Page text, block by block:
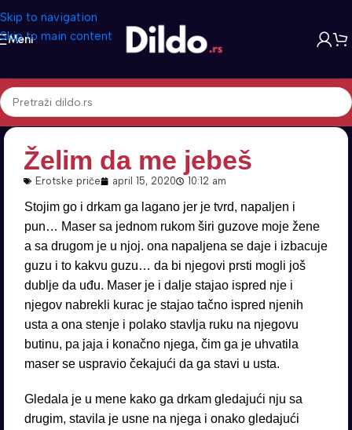
Skip to navigation
Skip to main content
Meni
Želim da me jebeš
Erotske priče april 15, 2020 10:12 am
Stojim go i drkam ga lagano jer je tvrd, napaljen i
pun… Maser sa jednom rukom širi guzove moje žene
a sa drugom je u njoj. ona napaljena se daje i izbacuje
guzu i to kakvu guzu… da bi njegovi prsti mogli još
dublje da uđu. Maser je i dalje stajao ispred nje i
njegov nabrekli kurac je stajao tačno ispred njenih
usta a ona stenje i polako stavlja ruku na njegovu
butinu, pa jaja i konačno njega, čim ga je uhvatila
maser se uspravio čekajući da ga stavi u usta.
Gledala je u mene kako ga drkam gledajući nju sa
drugim, stavila je usne na njega i onako gledajući